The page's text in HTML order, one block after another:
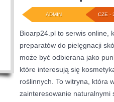
CZE -
ADMIN
Bioarp24.pl to serwis online,
preparatów do pielęgnacji
może być odbierana jako
które interesują się
roślinnych. To witryna, która
zainteresowanie naturalnymi